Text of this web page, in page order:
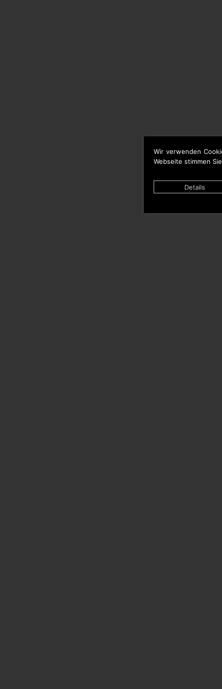
Wir verwenden
Webseite stimmen
Details